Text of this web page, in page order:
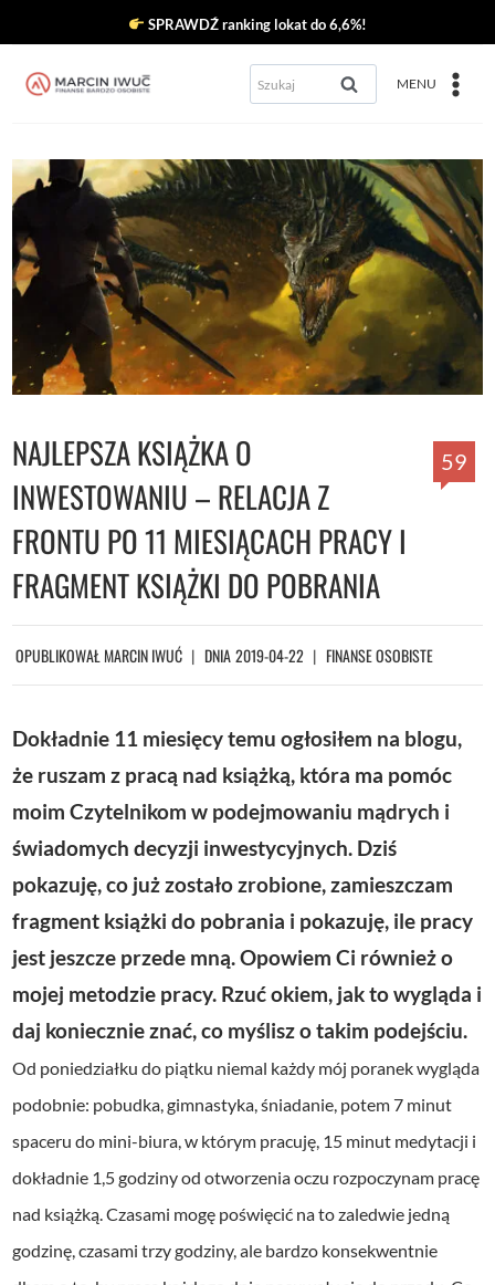
treści
SPRAWDŹ ranking lokat do 6,6%!
Szukaj: MENU
NAJLEPSZA KSIĄŻKA O
INWESTOWANIU – RELACJA Z
FRONTU PO 11 MIESIĄCACH PRACY I
FRAGMENT KSIĄŻKI DO POBRANIA
59
OPUBLIKOWAŁ MARCIN IWUĆ DNIA2019-04-22 FINANSE OSOBISTE
Dokładnie 11 miesięcy temu ogłosiłem na blogu,
że ruszam z pracą nad książką, która ma pomóc
moim Czytelnikom w podejmowaniu mądrych i
świadomych decyzji inwestycyjnych. Dziś
pokazuję, co już zostało zrobione, zamieszczam
fragment książki do pobrania i pokazuję, ile pracy
jest jeszcze przede mną. Opowiem Ci również o
mojej metodzie pracy. Rzuć okiem, jak to wygląda i
daj koniecznie znać, co myślisz o takim podejściu.
Od poniedziałku do piątku niemal każdy mój poranek wygląda
podobnie: pobudka, gimnastyka, śniadanie, potem 7 minut
spaceru do mini-biura, w którym pracuję, 15 minut medytacji i
dokładnie 1,5 godziny od otworzenia oczu rozpoczynam pracę
nad książką. Czasami mogę poświęcić na to zaledwie jedną
godzinę, czasami trzy godziny, ale bardzo konsekwentnie